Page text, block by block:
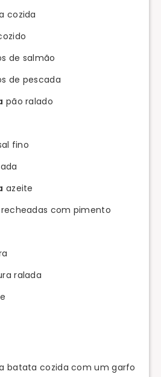
cozida
de salmão
de pescada
pão ralado
fino
azeite
com pimento
ralada
batata cozida com um garfo